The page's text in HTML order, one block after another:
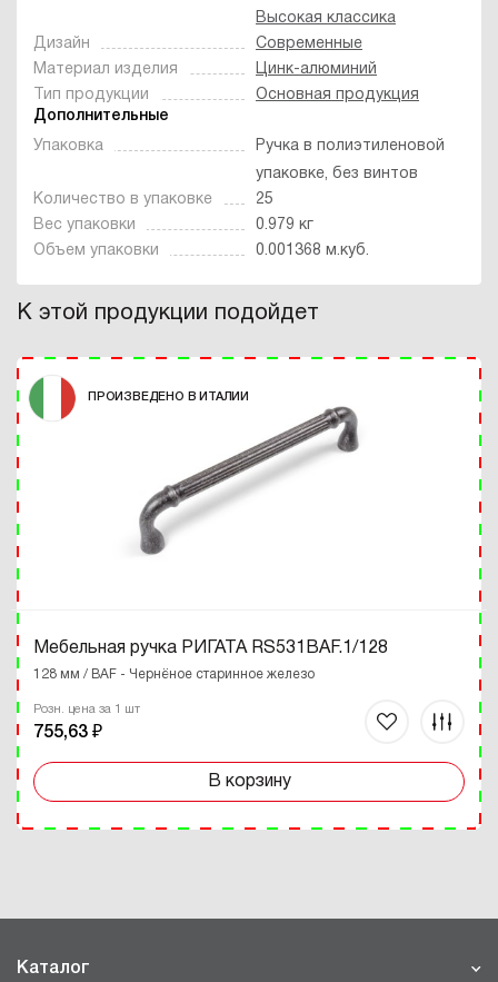
Высокая классика
Дизайн
Современные
Материал изделия
Цинк-алюминий
Тип продукции
Основная продукция
Дополнительные
Упаковка
Ручка в полиэтиленовой
упаковке, без винтов
Количество в упаковке
25
Вес упаковки
0.979 кг
Объем упаковки
0.001368 м.куб.
К этой продукции подойдет
ПРОИЗВЕДЕНО В ИТАЛИИ
Мебельная ручка РИГАТА RS531BAF.1/128
128 мм / BAF - Чернёное старинное железо
Розн. цена за 1 шт
755,63 ₽
В корзину
Каталог